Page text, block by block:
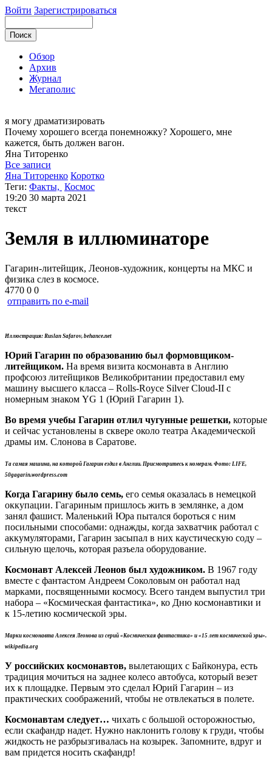
Войти Зарегистрироваться
Обзор
Архив
Журнал
Мегаполис
я могу драматизировать
Почему хорошего всегда понемножку? Хорошего, мне
кажется, быть должен вагон.
Яна Титоренко
Все записи
Яна Титоренко Коротко
Теги: Факты, Космос
19:20 30 марта 2021
текст
Земля в иллюминаторе
Гагарин-литейщик, Леонов-художник, концерты на МКС и
физика слез в космосе.
4770 0 0
отправить по e-mail
Иллюстрация: Ruslan Safarov, behance.net
Юрий Гагарин по образованию был формовщиком-
литейщиком. На время визита космонавта в Англию
профсоюз литейщиков Великобритании предоставил ему
машину высшего класса – Rolls-Royce Silver Cloud-II с
номерным знаком YG 1 (Юрий Гагарин 1).
Во время учебы Гагарин отлил чугунные решетки, которые
и сейчас установлены в сквере около театра Академической
драмы им. Слонова в Саратове.
Та самая машина, на которой Гагарин ездил в Англии. Присмотритесь к номерам. Фото: LIFE,
50gagarin.wordpress.com
Когда Гагарину было семь, его семья оказалась в немецкой
оккупации. Гагариным пришлось жить в землянке, а дом
занял фашист. Маленький Юра пытался бороться с ним
посильными способами: однажды, когда захватчик работал с
аккумуляторами, Гагарин засыпал в них каустическую соду –
сильную щелочь, которая разъела оборудование.
Космонавт Алексей Леонов был художником. В 1967 году
вместе с фантастом Андреем Соколовым он работал над
марками, посвященными космосу. Всего тандем выпустил три
набора – «Космическая фантастика», ко Дню космонавтики и
к 15-летию космической эры.
Марки космонавта Алексея Леонова из серий «Космическая фантастика» и «15 лет космической эры».
wikipedia.org
У российских космонавтов, вылетающих с Байконура, есть
традиция мочиться на заднее колесо автобуса, который везет
их к площадке. Первым это сделал Юрий Гагарин – из
практических соображений, чтобы не отвлекаться в полете.
Космонавтам следует… чихать с большой осторожностью,
если скафандр надет. Нужно наклонить голову к груди, чтобы
жидкость не разбрызгивалась на козырек. Запомните, вдруг и
вам придется носить скафандр!